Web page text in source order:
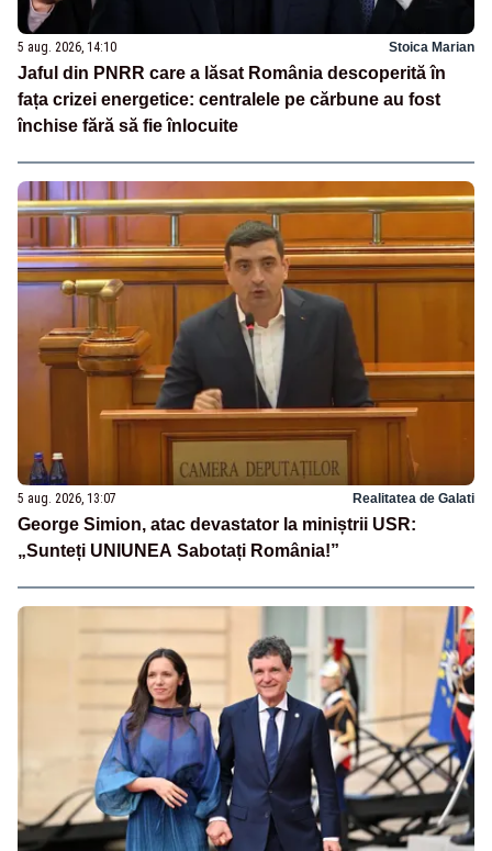
5 aug. 2026, 14:10 Stoica Marian
Jaful din PNRR care a lăsat România descoperită în
fața crizei energetice: centralele pe cărbune au fost
închise fără să fie înlocuite
5 aug. 2026, 13:07 Realitatea de Galati
George Simion, atac devastator la miniștrii USR:
„Sunteți UNIUNEA Sabotați România!”